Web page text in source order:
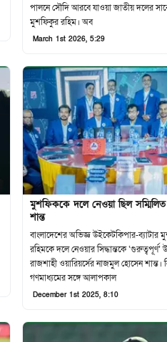
পালনে সৌদি আরবে যাওয়া জাতীয় দলের সাবেক অধিনায়ক
মুশফিকুর রহিম। অব
March 1st 2026, 5:29
মুশফিককে দলে নেওয়া ছিল সম্মিলিত
শান্ত
বাংলাদেশের অভিজ্ঞ উইকেটকিপার-ব্যাটার
রহিমকে দলে নেওয়ার সিদ্ধান্তকে ‘গুরুত্বপূর্ণ’
রাজশাহী ওয়ারিয়র্সের নাজমুল হোসেন শান্ত।
গণমাধ্যমের সঙ্গে আলাপকাল
December 1st 2025, 8:10